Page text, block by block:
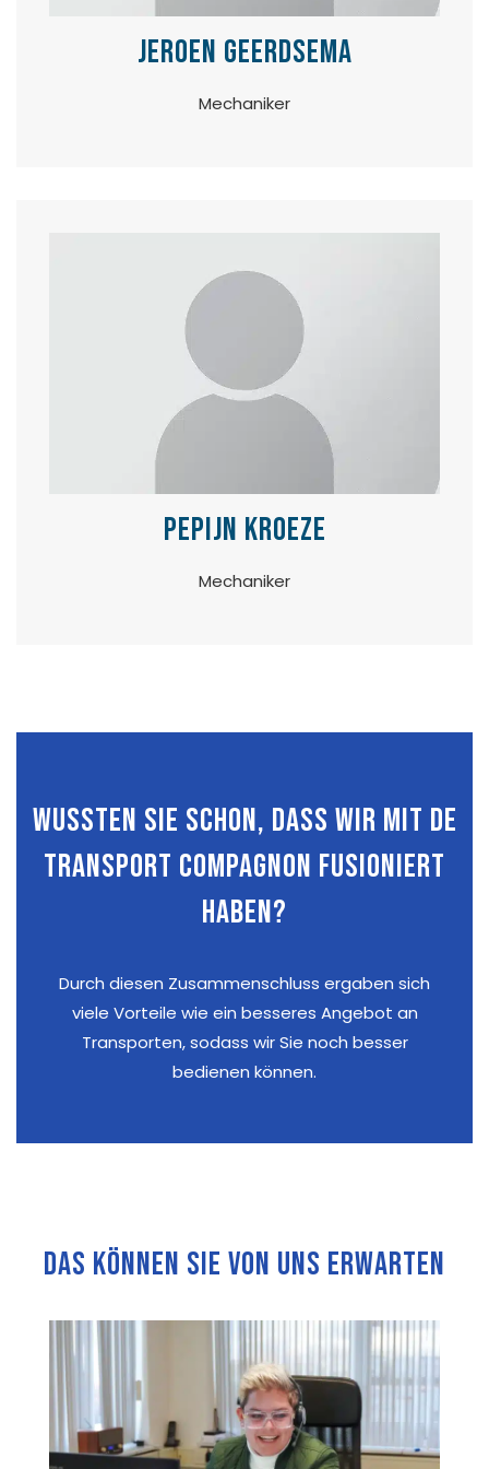
Jeroen Geerdsema
Mechaniker
Pepijn Kroeze
Mechaniker
Wussten Sie schon, dass wir mit De
Transport Compagnon fusioniert
haben?
Durch diesen Zusammenschluss ergaben sich
viele Vorteile wie ein besseres Angebot an
Transporten, sodass wir Sie noch besser
bedienen können.
Das können Sie von uns erwarten